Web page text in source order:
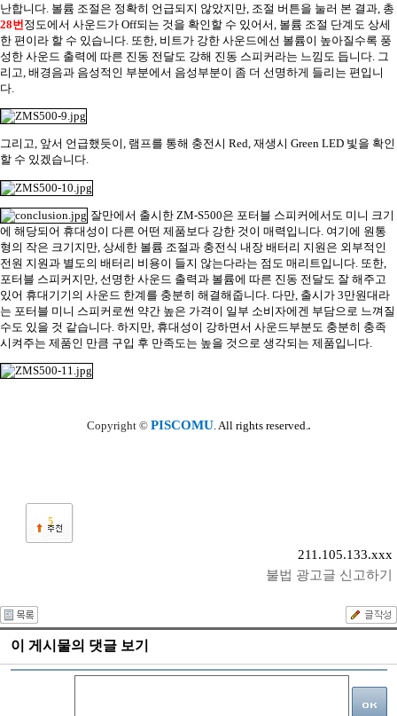
난합니다 볼륨 조절은 정확히 언급되지 않았지만 조절 버튼을 눌러 본 결과 총
28번정도에서 사운드가 Off되는 것을 확인할 수 있어서 볼륨 조절 단계도 상세
한 편이라 할 수 있습니다 또한 비트가 강한 사운드에선 볼륨이 높아질수록 풍
성한 사운드 출력에 따른 진동 전달도 강해 진동 스피커라는 느낌도 듭니다 그
리고 배경음과 음성적인 부분에서 음성부분이 좀 더 선명하게 들리는 편입니
다
그리고, 앞서 언급했듯이, 램프를 통해 충전시 Red, 재생시 Green LED 빛을 확인
할 수 있겠습니다.
잘만에서 출시한 ZM-S500은 포터블 스피커에서도 미니 크기
에 해당되어 휴대성이 다른 어떤 제품보다 강한 것이 매력입니다 여기에 원통
형의 작은 크기지만 상세한 볼륨 조절과 충전식 내장 배터리 지원은 외부적인
전원 지원과 별도의 배터리 비용이 들지 않는다라는 점도 매리트입니다 또한
포터블 스피커지만 선명한 사운드 출력과 볼륨에 따른 진동 전달도 잘 해주고
있어 휴대기기의 사운드 한계를 충분히 해결해줍니다 다만 출시가 3만원대라
는 포터블 미니 스피커로썬 약간 높은 가격이 일부 소비자에겐 부담으로 느껴질
수도 있을 것 같습니다 하지만 휴대성이 강하면서 사운드부분도 충분히 충족
시켜주는 제품인 만큼 구입 후 만족도는 높을 것으로 생각되는 제품입니다
Copyright © PISCOMU . All rights reserved.
5
211.105.133.xxx
불법 광고글 신고하기
이 게시물의 댓글 보기